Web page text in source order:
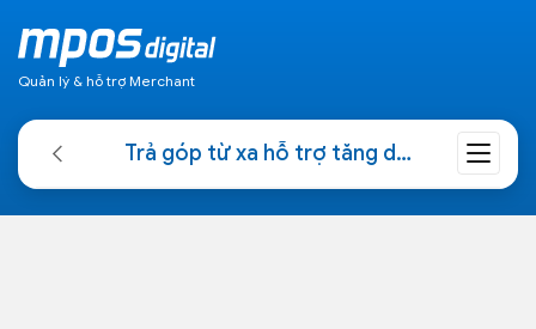
Quản lý & hỗ trợ Merchant
Trả góp từ xa hỗ trợ tăng doanh thu cho cửa hàng